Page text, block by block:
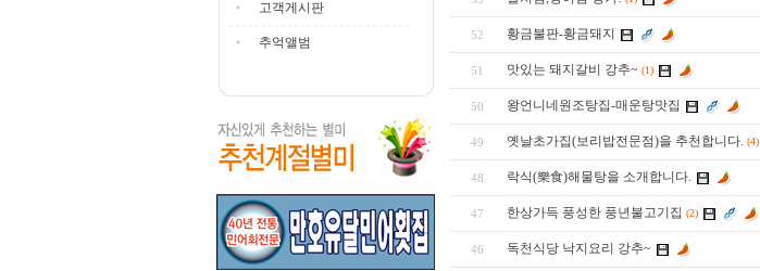
고객게시판
추억앨범 52 황금불판-황금돼지
51 맛있는 돼지갈비 강추~ (1)
50 왕언니네원조탕집-매운탕맛집
49 옛날초가집(보리밥전문점)을 추천합니다. (4)
48 락식(樂食)해물탕을 소개합니다.
47 한상가득 풍성한 풍년불고기집 (2)
46 독천식당 낙지요리 강추~